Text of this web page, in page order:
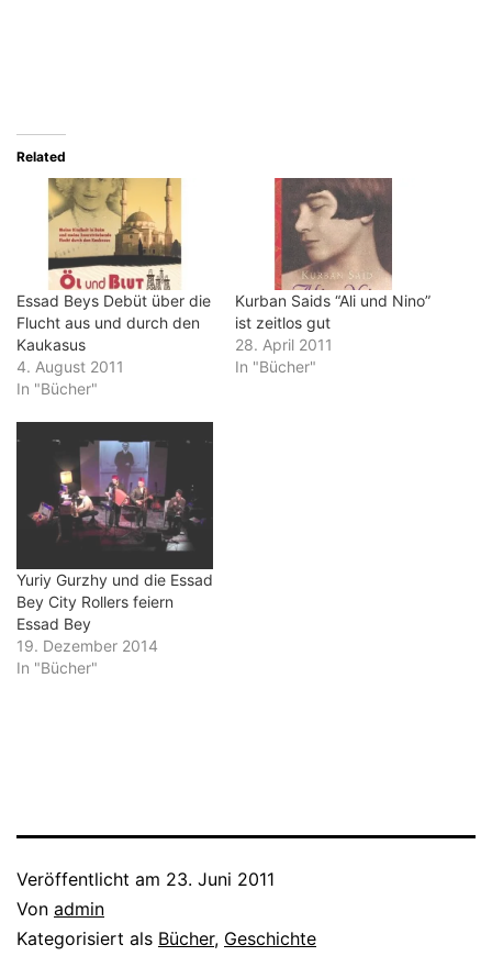
Related
Essad Beys Debüt über die
Flucht aus und durch den
Kaukasus
4. August 2011
In "Bücher"
Kurban Saids “Ali und Nino”
ist zeitlos gut
28. April 2011
In "Bücher"
Yuriy Gurzhy und die Essad
Bey City Rollers feiern
Essad Bey
19. Dezember 2014
In "Bücher"
Veröffentlicht am 23. Juni 2011
Von admin
Kategorisiert als Bücher, Geschichte